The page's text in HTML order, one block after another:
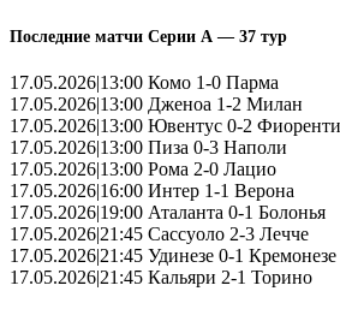
Последние матчи Серии А — 37 тур
17.05.2026|13:00 Комо 1-0 Парма
17.05.2026|13:00 Дженоа 1-2 Милан
17.05.2026|13:00 Ювентус 0-2
17.05.2026|13:00 Пиза 0-3 Наполи
17.05.2026|13:00 Рома 2-0 Лацио
17.05.2026|16:00 Интер 1-1 Верона
17.05.2026|19:00 Аталанта 0-1 Болонья
17.05.2026|21:45 Сассуоло 2-3 Лечче
17.05.2026|21:45 Удинезе 0-1 Кремонезе
17.05.2026|21:45 Кальяри 2-1 Торино